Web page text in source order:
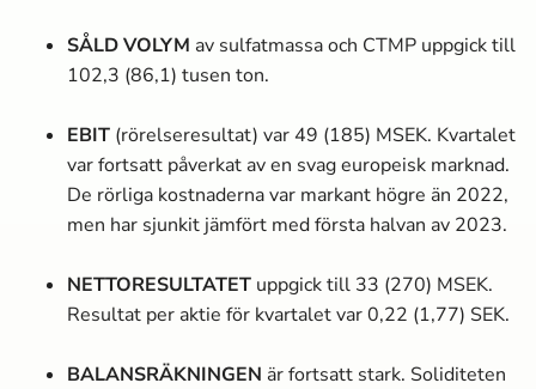
SÅLD VOLYM av sulfatmassa­ och CTMP uppgick till
102,3 (86,1) tusen ton.
EBIT (rörelseresultat) var 49 (185) MSEK. Kvartalet
var fortsatt påverkat av en svag europeisk marknad.
De rörliga kostnaderna var markant högre än 2022,
men har sjunkit jämfört med första halvan av 2023.
NETTORESULTATET uppgick till 33 (270) MSEK.
Resultat per aktie för kvartalet var 0,22 (1,77) SEK.
BALANSRÄKNINGEN är fortsatt stark. Soliditeten